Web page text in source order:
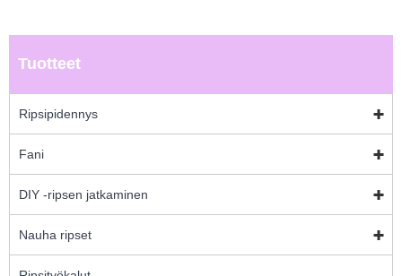
Tuotteet
Ripsipidennys
Fani
DIY -ripsen jatkaminen
Nauha ripset